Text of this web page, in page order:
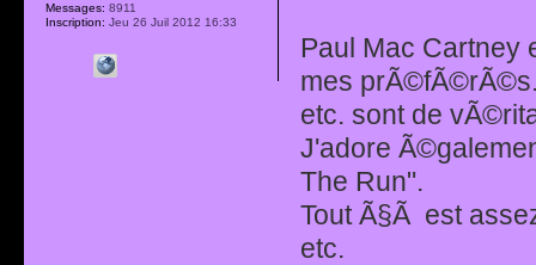
Paul Mac Cartney
mes
etc. sont de
J'adore
The Run".
Tout Ã§Ã est
etc.
Messages: 8911
Inscription: Jeu 26 Juil 2012 16:33